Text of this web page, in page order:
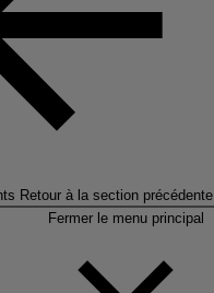
Retour à la section précédente
Fermer le menu principal